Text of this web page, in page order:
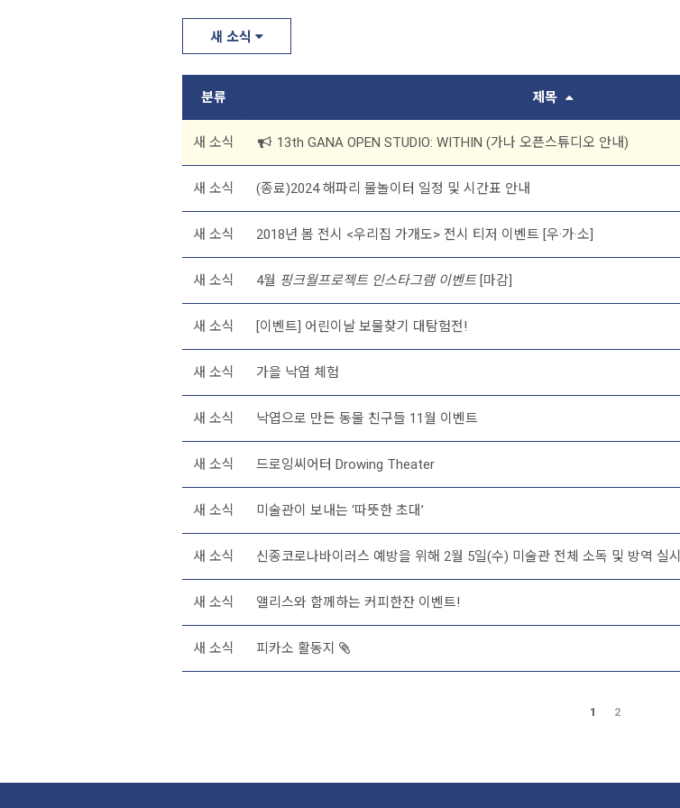
새 소식
분류 제목
새 소식 13th GANA OPEN STUDIO: WITHIN (가나 오픈스튜디오 안내)
새 소식 (종료)2024 해파리 물놀이터 일정 및 시간표 안내
새 소식 2018년 봄 전시 <우리집 가개도> 전시 티저 이벤트 [우·가·소]
새 소식 4월 핑크월프로젝트 인스타그램 이벤트 [마감]
새 소식 [이벤트] 어린이날 보물찾기 대탐험전!
새 소식 가을 낙엽 체험
새 소식 낙엽으로 만든 동물 친구들 11월 이벤트
새 소식 드로잉씨어터 Drowing Theater
새 소식 미술관이 보내는 ‘따뜻한 초대’
새 소식 신종코로나바이러스 예방을 위해 2월 5일(수) 미술관 전체 소독 및 방역 실시
새 소식 앨리스와 함께하는 커피한잔 이벤트!
새 소식 피카소 활동지
1 2